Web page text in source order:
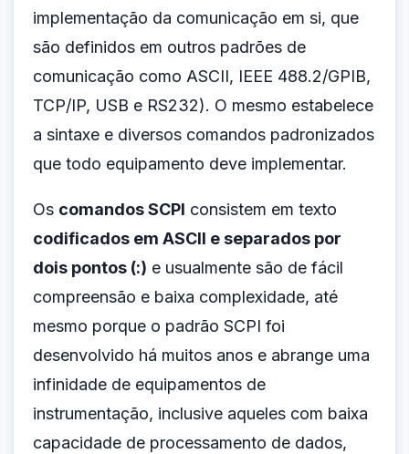
implementação da comunicação em si, que
são definidos em outros padrões de
comunicação como ASCII, IEEE 488.2/GPIB,
TCP/IP, USB e RS232). O mesmo estabelece
a sintaxe e diversos comandos padronizados
que todo equipamento deve implementar.
Os comandos SCPI consistem em texto
codificados em ASCII e separados por
dois pontos (:) e usualmente são de fácil
compreensão e baixa complexidade, até
mesmo porque o padrão SCPI foi
desenvolvido há muitos anos e abrange uma
infinidade de equipamentos de
instrumentação, inclusive aqueles com baixa
capacidade de processamento de dados,